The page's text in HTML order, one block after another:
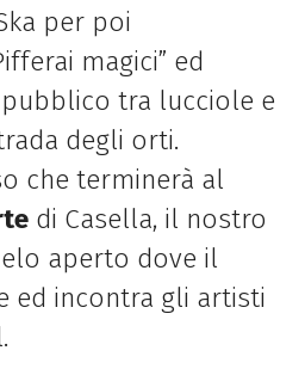
per poi
magici” ed
tra lucciole e
degli orti.
che terminerà al
di Casella, il nostro
aperto dove il
ed incontra gli artisti